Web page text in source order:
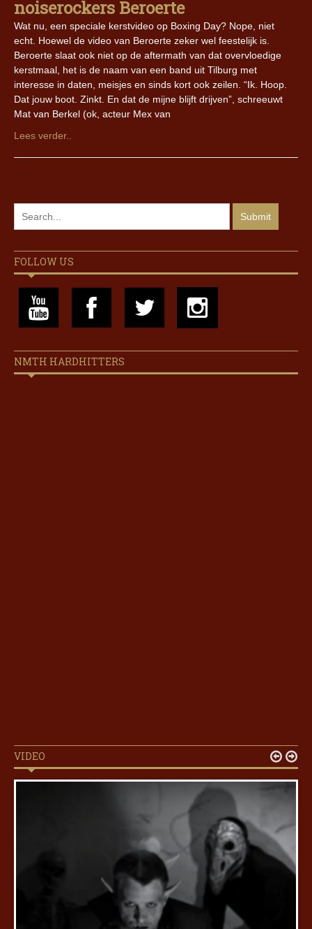
noiserockers Beroerte
Wat nu, een speciale kerstvideo op Boxing Day? Nope, niet
echt. Hoewel de video van Beroerte zeker wel feestelijk is.
Beroerte slaat ook niet op de aftermath van dat overvloedige
kerstmaal, het is de naam van een band uit Tilburg met
interesse in daten, meisjes en sinds kort ook zeilen. “Ik. Hoop.
Dat jouw boot. Zinkt. En dat de mijne blijft drijven”, schreeuwt
Mat van Berkel (ok, acteur Mex van
Lees verder..
FOLLOW US
NMTH HARDHITTERS
VIDEO  